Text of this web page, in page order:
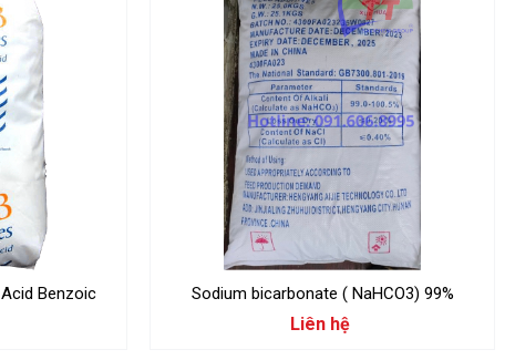
Axit Benzoic C6H5COOH, Acid Benzoic Sodium bicarbonate ( NaHCO3) 99%
Liên hệ